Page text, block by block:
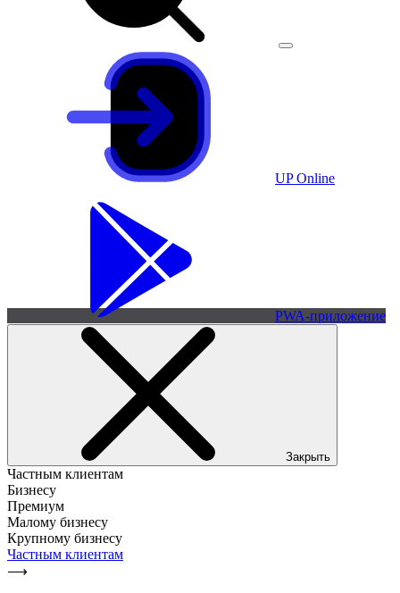
UP Online
PWA-приложение
Закрыть
Частным клиентам
Бизнесу
Премиум
Малому бизнесу
Крупному бизнесу
Частным клиентам
⟶